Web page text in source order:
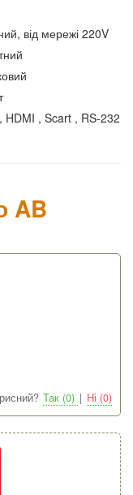
від мережі 220V
HDMI , Scart , RS-232
AB
Так (0) | Ні (0)